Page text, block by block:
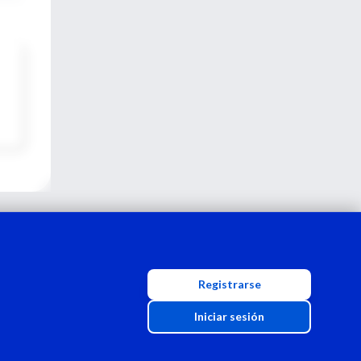
Registrarse
Iniciar sesión